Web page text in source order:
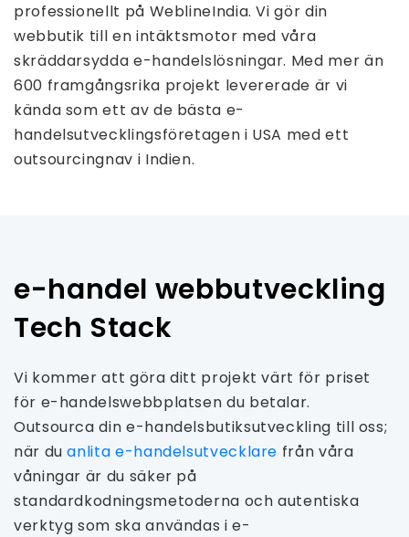
professionellt på WeblineIndia. Vi gör din
webbutik till en intäktsmotor med våra
skräddarsydda e-handelslösningar. Med mer än
600 framgångsrika projekt levererade är vi
kända som ett av de bästa e-
handelsutvecklingsföretagen i USA med ett
outsourcingnav i Indien.
e-handel webbutveckling
Tech Stack
Vi kommer att göra ditt projekt värt för priset
för e-handelswebbplatsen du betalar.
Outsourca din e-handelsbutiksutveckling till oss;
när duanlita e-handelsutvecklare från våra
våningar är du säker på
standardkodningsmetoderna och autentiska
verktyg som ska användas i e-